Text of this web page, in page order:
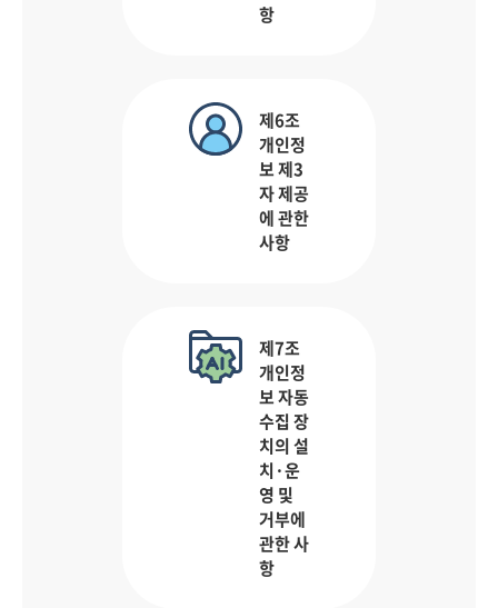
항
제6조
개인정
보 제3
자 제공
에 관한
사항
제7조
개인정
보 자동
수집 장
치의 설
치·운
영 및
거부에
관한 사
항